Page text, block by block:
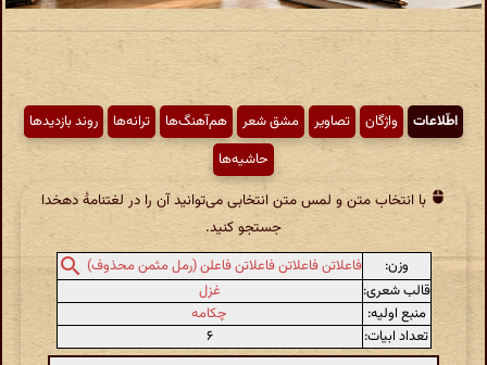
اطّلاعات واژگان تصاویر مشق شعر هم‌آهنگ‌ها ترانه‌ها
روند بازدیدها
حاشیه‌ها
با انتخاب متن و لمس متن انتخابی می‌توانید آن را در لغتنامهٔ دهخدا
جستجو کنید.
وزن:
فاعلاتن فاعلاتن فاعلاتن فاعلن (رمل مثمن محذوف)
قالب شعری:
غزل
منبع اولیه:
چکامه
تعداد ابیات:
۶